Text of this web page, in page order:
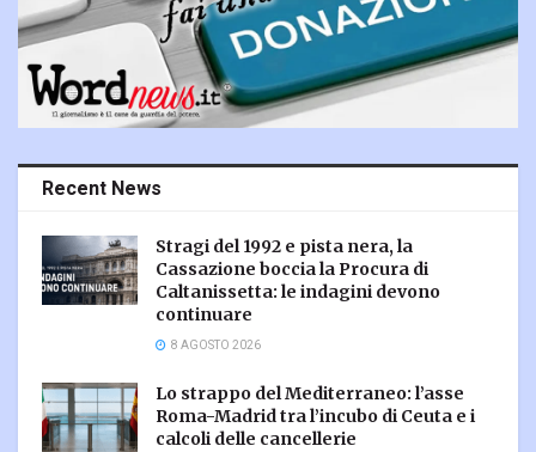
Recent News
Stragi del 1992 e pista nera, la
Cassazione boccia la Procura di
Caltanissetta: le indagini devono
continuare
8 AGOSTO 2026
Lo strappo del Mediterraneo: l’asse
Roma-Madrid tra l’incubo di Ceuta e i
calcoli delle cancellerie